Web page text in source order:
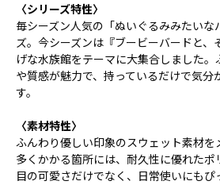
〈シリーズ特性〉
毎シーズン人気の「ぬいぐるみみたいな
ズ。今シーズンは『ブービーバードと、
げな水族館をテーマに大集合しました
や質感が魅力で、持っているだけで気分
す。
〈素材特性〉
ふんわり優しい印象のスウェット素材
多くかかる箇所には、耐久性に優れた
目の可愛さだけでなく、日常使いにもぴ